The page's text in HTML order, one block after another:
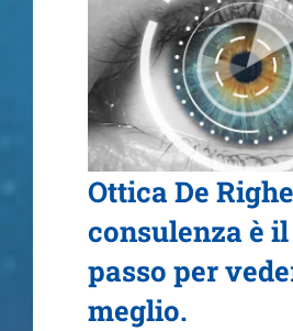
Ottica De
consulenza è
passo per
meglio.